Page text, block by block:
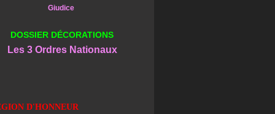
Giudice
DOSSIER DÉCORATIONS
Les 3 Ordres Nationaux
D'HONNEUR